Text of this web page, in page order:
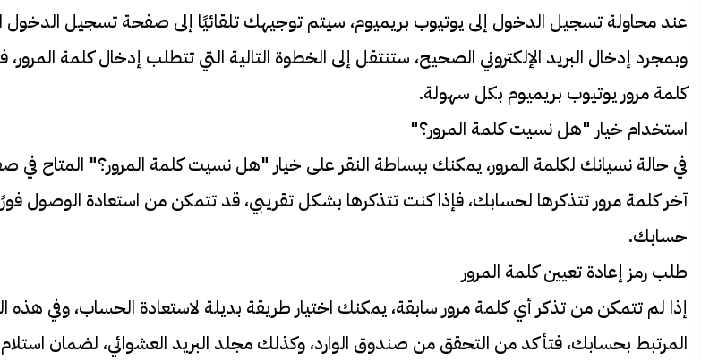
عند محاولة تسجيل الدخول إلى يوتيوب بريميوم، سيتم توجيهك تلقائيًا إلى صفحة تسجيل
وبمجرد إدخال البريد الإلكتروني الصحيح، ستنتقل إلى الخطوة التالية التي تتطلب إدخال كلمة
كلمة مرور يوتيوب بريميوم بكل سهولة.
استخدام خيار "هل نسيت كلمة المرور؟"
في حالة نسيانك لكلمة المرور، يمكنك ببساطة النقر على خيار "هل نسيت كلمة المرور؟"
آخر كلمة مرور تتذكرها لحسابك، فإذا كنت تتذكرها بشكل تقريبي، قد تتمكن من استعادة الوصول
حسابك.
طلب رمز إعادة تعيين كلمة المرور
إذا لم تتمكن من تذكر أي كلمة مرور سابقة، يمكنك اختيار طريقة بديلة لاستعادة الحساب، وفي هذه
المرتبط بحسابك، فتأكد من التحقق من صندوق الوارد، وكذلك مجلد البريد العشوائي، لضمان استلام